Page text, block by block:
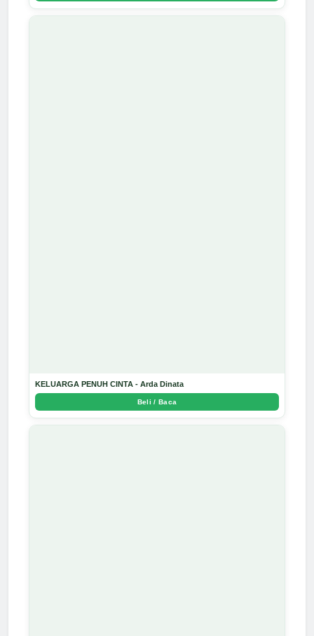
KELUARGA PENUH CINTA - Arda Dinata
Beli / Baca